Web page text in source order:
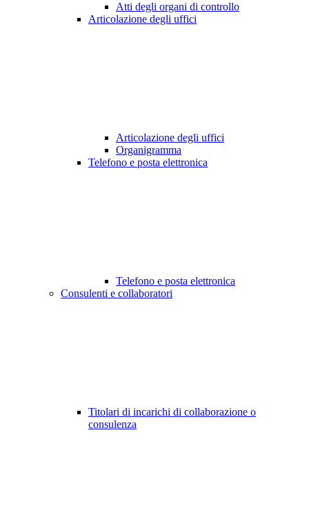
Atti degli organi di controllo
Articolazione degli uffici
Articolazione degli uffici
Organigramma
Telefono e posta elettronica
Telefono e posta elettronica
Consulenti e collaboratori
Titolari di incarichi di collaborazione o
consulenza